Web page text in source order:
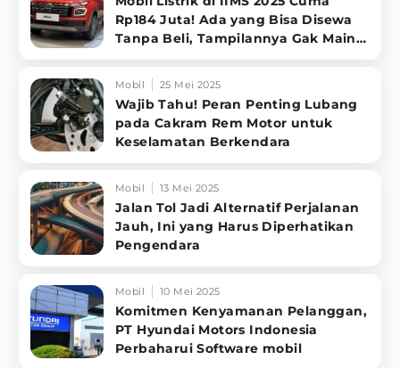
Rp184 Juta! Ada yang Bisa Disewa
Tanpa Beli, Tampilannya Gak Main-
Mobil 25 Mei 2025
Wajib Tahu! Peran Penting Lubang
pada Cakram Rem Motor untuk
Keselamatan Berkendara
Mobil 13 Mei 2025
Jalan Tol Jadi Alternatif Perjalanan
Jauh, Ini yang Harus Diperhatikan
Pengendara
Mobil 10 Mei 2025
Komitmen Kenyamanan Pelanggan,
PT Hyundai Motors Indonesia
Perbaharui Software mobil